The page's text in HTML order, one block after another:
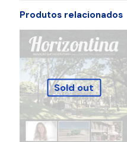
Produtos relacionados
Sold out